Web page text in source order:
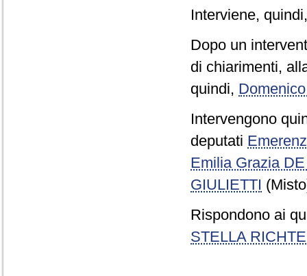
Interviene,
Dopo un
di chiarimenti,
quindi,
Intervengono
deputati
Emilia Grazia
GIULIETTI
Rispondono ai
STELLA